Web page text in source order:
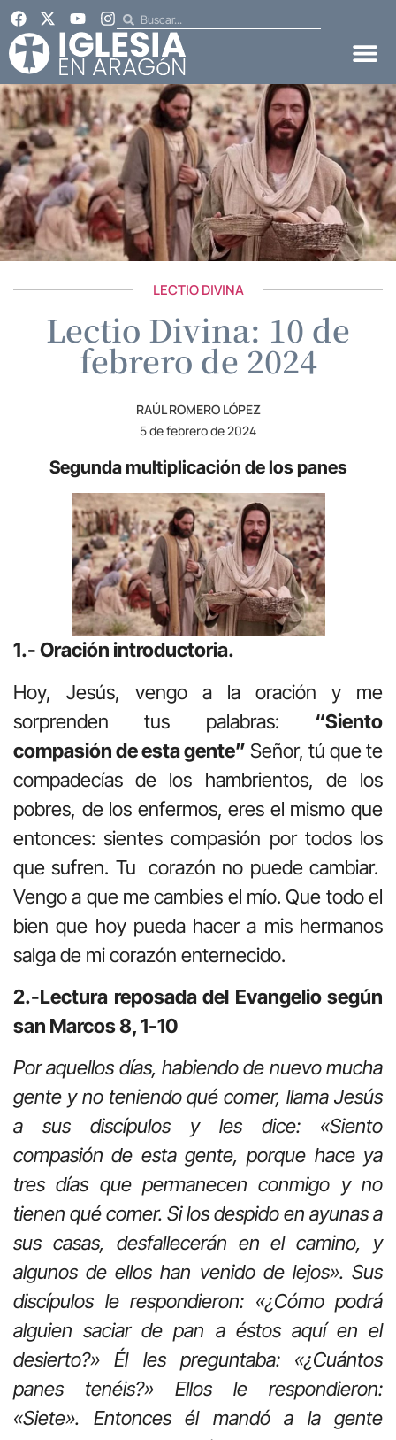
LECTIO DIVINA
Lectio Divina: 10 de
febrero de 2024
RAÚL ROMERO LÓPEZ
5 de febrero de 2024
Segunda multiplicación de los panes
1.- Oración introductoria.
Hoy, Jesús, vengo a la oración y me
sorprenden tus palabras: “Siento
compasión de esta gente” Señor, tú que te
compadecías de los hambrientos, de los
pobres, de los enfermos, eres el mismo que
entonces: sientes compasión por todos los
que sufren. Tu corazón no puede cambiar.
Vengo a que me cambies el mío. Que todo el
bien que hoy pueda hacer a mis hermanos
salga de mi corazón enternecido.
2.-Lectura reposada del Evangelio según
san Marcos 8, 1-10
Por aquellos días, habiendo de nuevo mucha
gente y no teniendo qué comer, llama Jesús
a sus discípulos y les dice: «Siento
compasión de esta gente, porque hace ya
tres días que permanecen conmigo y no
tienen qué comer. Si los despido en ayunas a
sus casas, desfallecerán en el camino, y
algunos de ellos han venido de lejos». Sus
discípulos le respondieron: «¿Cómo podrá
alguien saciar de pan a éstos aquí en el
desierto?» Él les preguntaba: «¿Cuántos
panes tenéis?» Ellos le respondieron:
«Siete». Entonces él mandó a la gente